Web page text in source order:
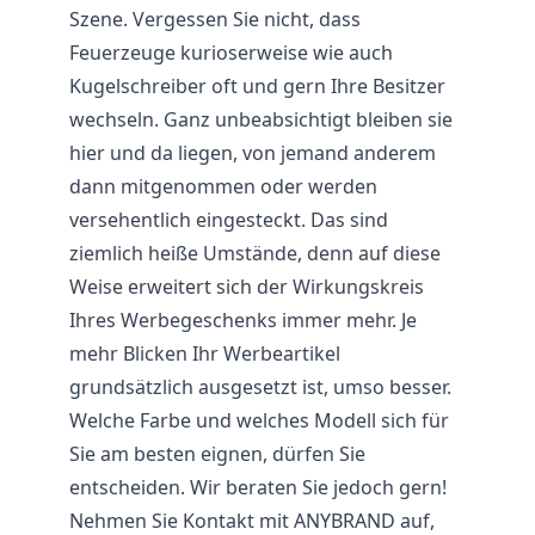
Szene. Vergessen Sie nicht, dass
Feuerzeuge kurioserweise wie auch
Kugelschreiber oft und gern Ihre Besitzer
wechseln. Ganz unbeabsichtigt bleiben sie
hier und da liegen, von jemand anderem
dann mitgenommen oder werden
versehentlich eingesteckt. Das sind
ziemlich heiße Umstände, denn auf diese
Weise erweitert sich der Wirkungskreis
Ihres Werbegeschenks immer mehr. Je
mehr Blicken Ihr Werbeartikel
grundsätzlich ausgesetzt ist, umso besser.
Welche Farbe und welches Modell sich für
Sie am besten eignen, dürfen Sie
entscheiden. Wir beraten Sie jedoch gern!
Nehmen Sie Kontakt mit ANYBRAND auf,